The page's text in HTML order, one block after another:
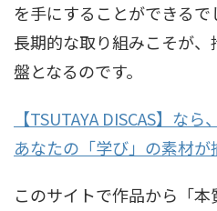
を手にすることができる
長期的な取り組みこそが
盤となるのです。
【TSUTAYA DISCAS】な
あなたの「学び」の素材が
このサイトで作品から「